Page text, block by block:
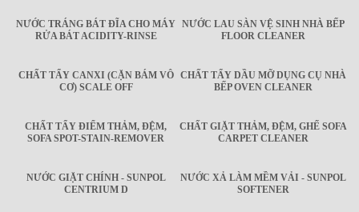
NƯỚC TRÁNG BÁT ĐĨA CHO MÁY
RỬA BÁT ACIDITY-RINSE
NƯỚC LAU SÀN VỆ SINH NHÀ BẾP
FLOOR CLEANER
CHẤT TẨY CANXI (CẶN BÁM VÔ
CƠ) SCALE OFF
CHẤT TẨY DẦU MỠ DỤNG CỤ NHÀ
BẾP OVEN CLEANER
CHẤT TẨY ĐIỂM THẢM, ĐỆM,
SOFA SPOT-STAIN-REMOVER
CHẤT GIẶT THẢM, ĐỆM, GHẾ SOFA
CARPET CLEANER
NƯỚC GIẶT CHÍNH - SUNPOL
CENTRIUM D
NƯỚC XẢ LÀM MỀM VẢI - SUNPOL
SOFTENER